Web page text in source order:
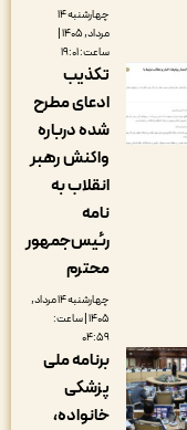
چهارشنبه ۱۴
مرداد, ۱۴۰۵ |
تکذیب
ادعای مطرح
شده درباره
واکنش رهبر
انقلاب به
رئیس‌جمهور
چهارشنبه ۱۴ مرداد,
۱۴۰۵ | ساعت:
برنامه ملی
پزشکی
خانواده،